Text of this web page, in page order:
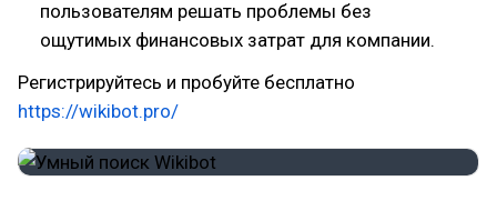
пользователям решать проблемы без
ощутимых финансовых затрат для компании.
Регистрируйтесь и пробуйте бесплатно
https://wikibot.pro/